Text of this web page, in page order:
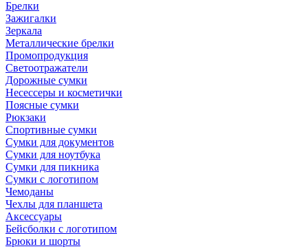
Брелки
Зажигалки
Зеркала
Металлические брелки
Промопродукция
Светоотражатели
Дорожные сумки
Несессеры и косметички
Поясные сумки
Рюкзаки
Спортивные сумки
Сумки для документов
Сумки для ноутбука
Сумки для пикника
Сумки с логотипом
Чемоданы
Чехлы для планшета
Аксессуары
Бейсболки с логотипом
Брюки и шорты